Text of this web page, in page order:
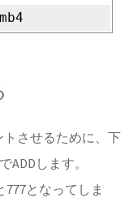
させるために、下
します。
となってしま